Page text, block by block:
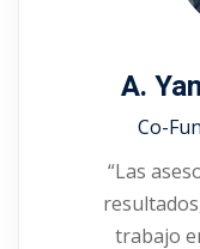
A.
Co-
“Las
trabajo